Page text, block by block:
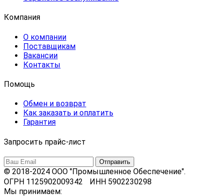
Компания
О компании
Поставщикам
Вакансии
Контакты
Помощь
Обмен и возврат
Как заказать и оплатить
Гарантия
Запросить прайс-лист
© 2018-2024 ООО "Промышленное Обеспечение".
ОГРН 1125902009342 ИНН 5902230298
Мы принимаем: